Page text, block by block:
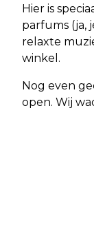
Hier is
parfums (ja,
relaxte
winkel.
Nog even
open. Wij